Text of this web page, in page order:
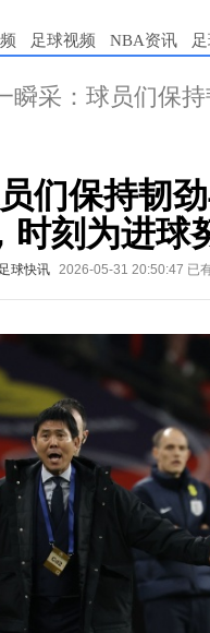
足球视频 NBA资讯
瞬采：球员们保
们保持韧
时刻为进球
球快讯 2026-05-31 20:50:47 已